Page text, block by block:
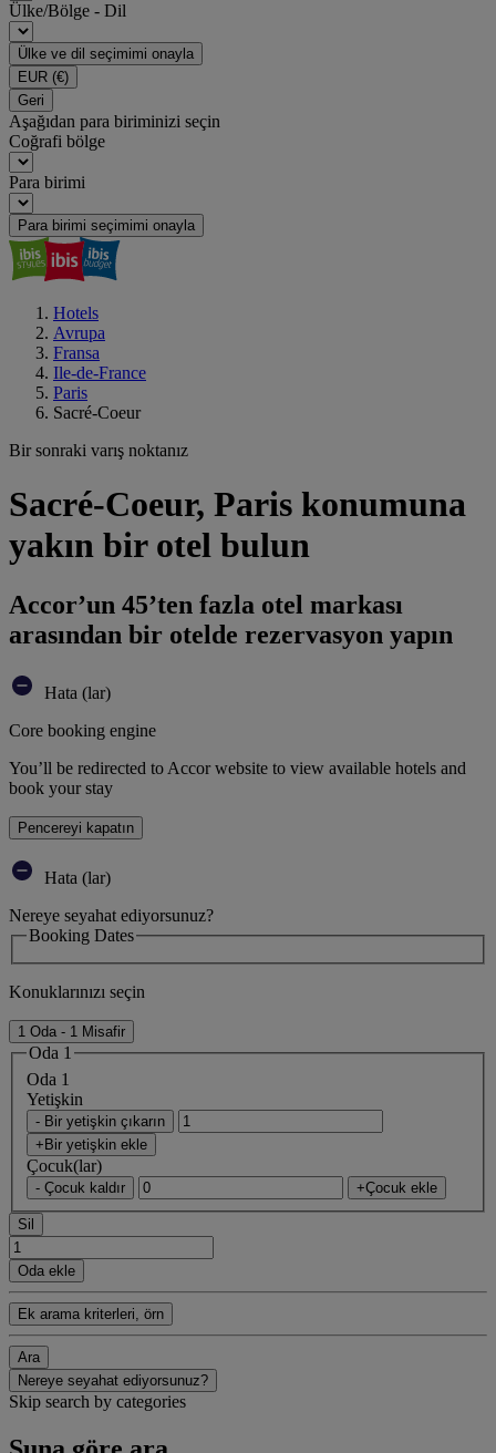
Ülke/Bölge - Dil
Ülke ve dil seçimimi onayla
EUR (€)
Geri
Aşağıdan para biriminizi seçin
Coğrafi bölge
Para birimi
Para birimi seçimimi onayla
Hotels
Avrupa
Fransa
Ile-de-France
Paris
Sacré-Coeur
Bir sonraki varış noktanız
Sacré-Coeur, Paris konumuna
yakın bir otel bulun
Accor’un 45’ten fazla otel markası
arasından bir otelde rezervasyon yapın
Hata (lar)
Core booking engine
You’ll be redirected to Accor website to view available hotels and
book your stay
Pencereyi kapatın
Hata (lar)
Nereye seyahat ediyorsunuz?
Booking Dates
Konuklarınızı seçin
1 Oda - 1 Misafir
Oda 1
Oda 1
Yetişkin
- Bir yetişkin çıkarın
+Bir yetişkin ekle
Çocuk(lar)
- Çocuk kaldır +Çocuk ekle
Sil
Oda ekle
Ek arama kriterleri, örn
Ara
Nereye seyahat ediyorsunuz?
Skip search by categories